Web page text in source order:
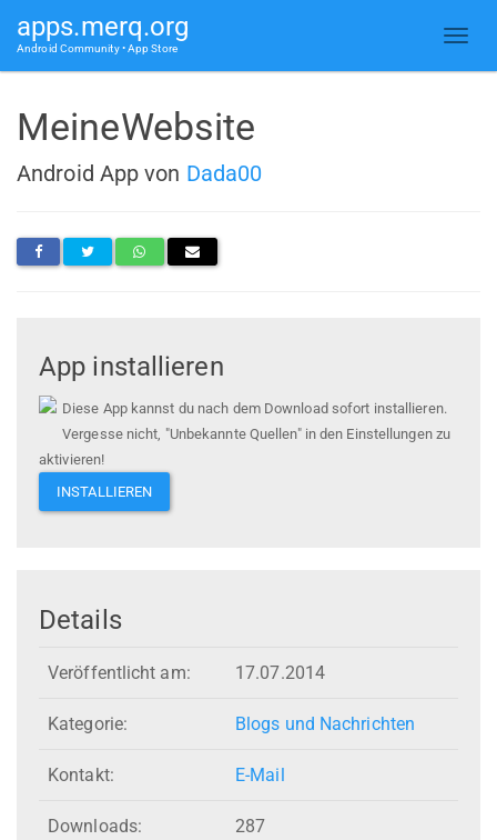
apps.merq.org
Android Community • App Store
MeineWebsite
Android App von Dada00
App installieren
Diese App kannst du nach dem Download sofort installieren.
Vergesse nicht, "Unbekannte Quellen" in den Einstellungen zu
aktivieren!
INSTALLIEREN
Details
Veröffentlicht am: 17.07.2014
Kategorie: Blogs und Nachrichten
Kontakt: E-Mail
Downloads: 287